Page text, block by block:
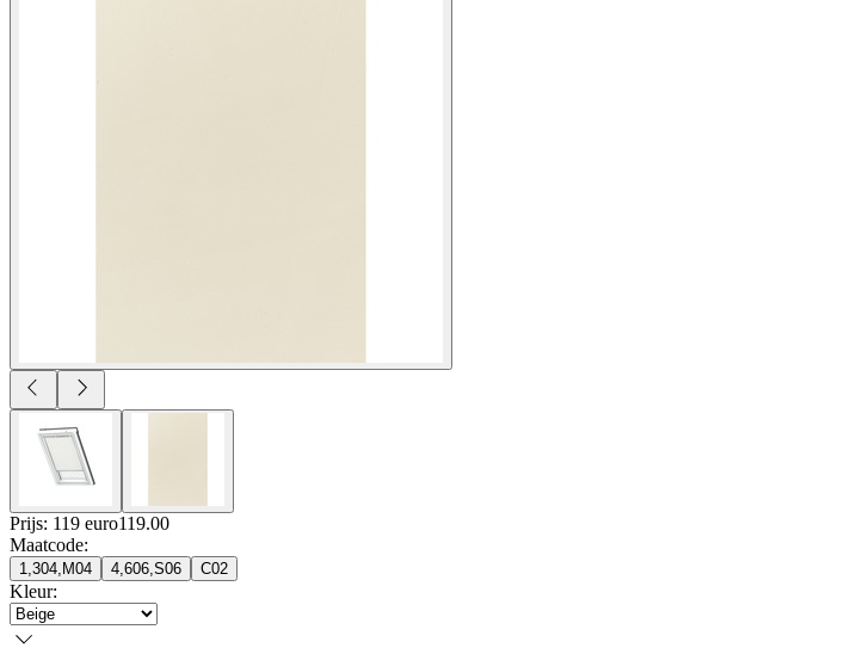
Prijs: 119 euro119.00
Maatcode:
1,304,M04 4,606,S06 C02
Kleur: